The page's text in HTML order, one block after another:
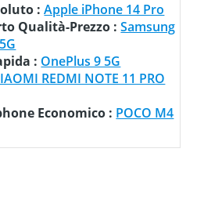
:Apple iPhone 14 Pro
Qualità-Prezzo :Samsung
: OnePlus 9 5G
REDMI NOTE 11 PRO
Economico : POCO M4